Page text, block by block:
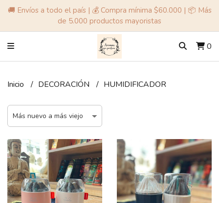
🚚 Envíos a todo el país | 💰 Compra mínima $60.000 | 📦 Más
de 5.000 productos mayoristas
0
Inicio DECORACIÓN HUMIDIFICADOR